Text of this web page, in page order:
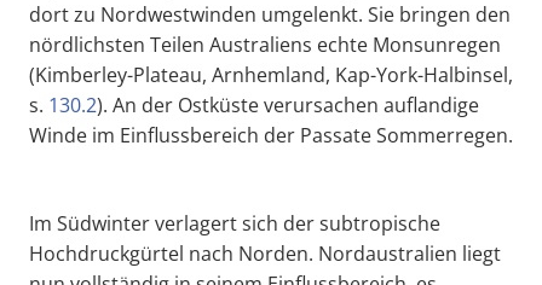
dort zu Nordwestwinden umgelenkt. Sie bringen den
nördlichsten Teilen Australiens echte Monsunregen
(Kimberley-Plateau, Arnhemland, Kap-York-Halbinsel,
s. 130.2). An der Ostküste verursachen auflandige
Winde im Einflussbereich der Passate Sommerregen.
Im Südwinter verlagert sich der subtropische
Hochdruckgürtel nach Norden. Nordaustralien liegt